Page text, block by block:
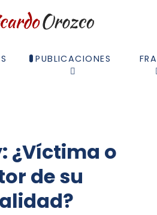
PUBLICACIONES
¿Víctima o
de su